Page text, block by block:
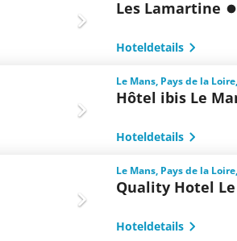
Les Lamartine
Hoteldetails
Le Mans, Pays de la
Hôtel ibis Le
Hoteldetails
Le Mans, Pays de la
Quality Hotel
Hoteldetails